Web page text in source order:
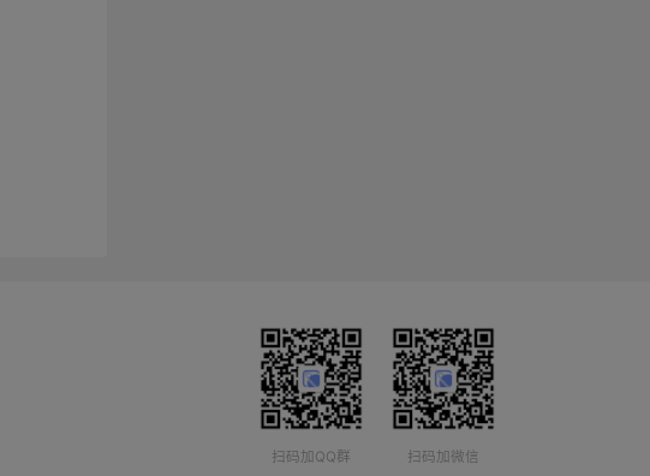
扫码加QQ群 扫码加微信